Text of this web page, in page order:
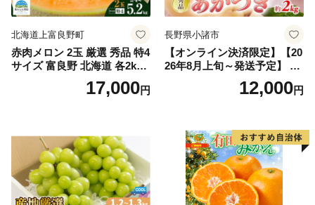
北海道上富良野町
赤肉メロン 2玉 厳選 秀品 特4
サイズ 富良野 北海道 各2kg
～2.6kg 2玉 セット ファーム
富良野 メロン めろん 果物 く
17,000円
長野県小諸市
【オンライン決済限定】【20
26年8月上旬～発送予定】 先
行予約 「浅間水蜜桃プレミ
アム」 もも あかつき 秀品 約
果肉 長野県産 小諸市
12,000円